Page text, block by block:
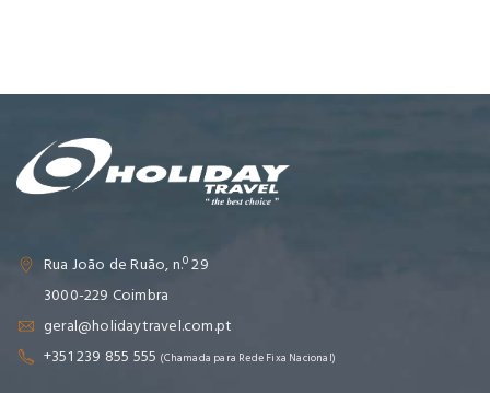
Rua João de Ruão, n.º 29
3000-229 Coimbra
geral@holidaytravel.com.pt
+351 239 855 555 (Chamada para Rede Fixa Nacional)